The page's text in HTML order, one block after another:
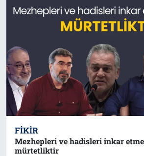
FIKIR
Mezhepleri ve hadisleri inkar
mürtetliktir